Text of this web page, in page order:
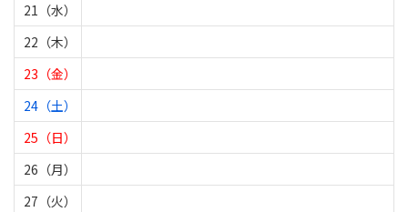
21（水）
22（木）
23（金）
24（土）
25（日）
26（月）
27（火）